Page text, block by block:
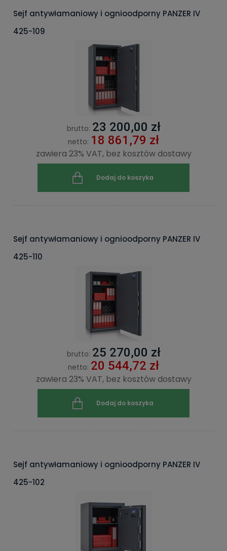
Sejf antywłamaniowy i ognioodporny PANZER IV
425-109
brutto: 23 200,00 zł
netto: 18 861,79 zł
zawiera 23% VAT, bez kosztów dostawy
Dodaj do koszyka
Sejf antywłamaniowy i ognioodporny PANZER IV
425-110
brutto: 25 270,00 zł
netto: 20 544,72 zł
zawiera 23% VAT, bez kosztów dostawy
Dodaj do koszyka
Sejf antywłamaniowy i ognioodporny PANZER IV
425-102